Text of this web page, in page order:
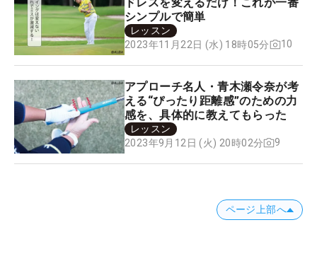
シンプルで簡単
レッスン
2023年11月22日 (水) 18時05分
10
アプローチ名人・青木瀬令奈が考
える“ぴったり距離感”のための力
感を、具体的に教えてもらった
レッスン
2023年9月12日 (火) 20時02分
9
ページ上部へ